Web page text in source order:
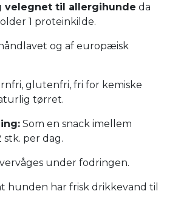
til allergihunde da
1 proteinkilde.
og af europæisk
glutenfri, fri for kemiske
tørret.
Som en snack imellem
stk. per dag.
under fodringen.
hunden har frisk drikkevand til